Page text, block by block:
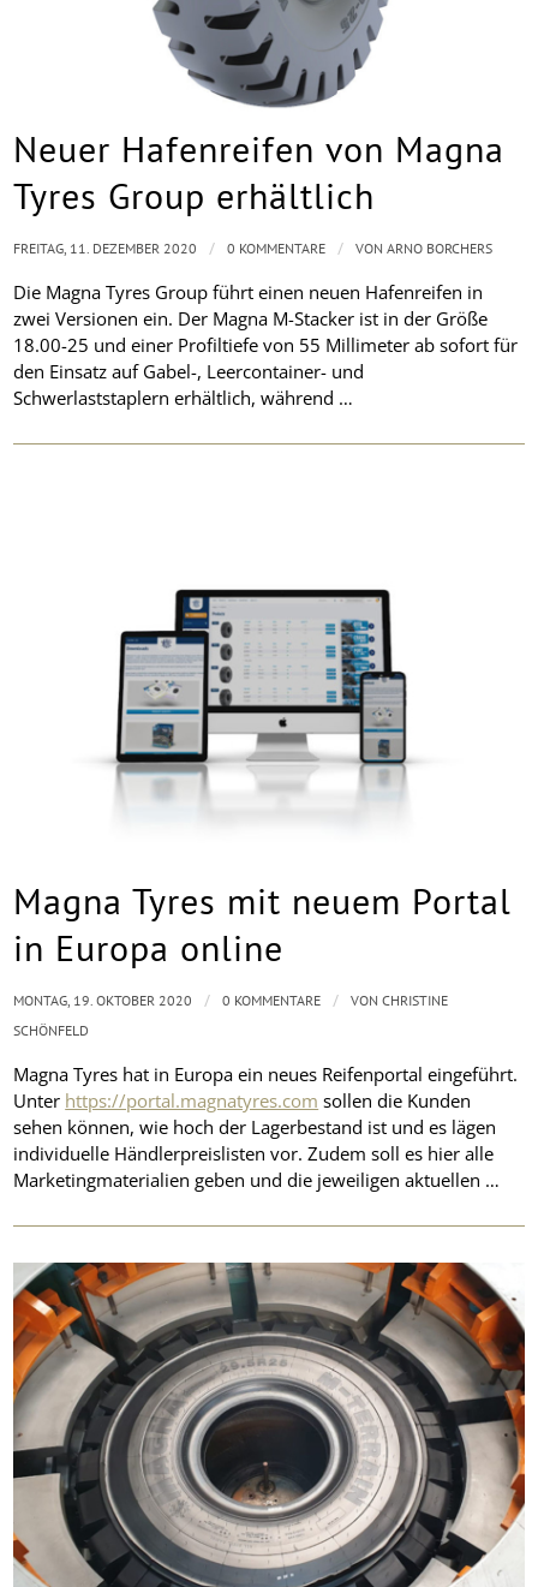
Neuer Hafenreifen von Magna
Tyres Group erhältlich
Die Magna Tyres Group führt einen neuen Hafenreifen in
zwei Versionen ein. Der Magna M-Stacker ist in der Größe
18.00-25 und einer Profiltiefe von 55 Millimeter ab sofort für
den Einsatz auf Gabel-, Leercontainer- und
Schwerlaststaplern erhältlich, während …
FREITAG, 11. DEZEMBER 2020 / 0 KOMMENTARE / VONARNO BORCHERS
Magna Tyres mit neuem Portal
in Europa online
Magna Tyres hat in Europa ein neues Reifenportal eingeführt.
Unter https://portal.magnatyres.com sollen die Kunden
sehen können, wie hoch der Lagerbestand ist und es lägen
individuelle Händlerpreislisten vor. Zudem soll es hier alle
Marketingmaterialien geben und die jeweiligen aktuellen …
MONTAG, 19. OKTOBER 2020 / 0 KOMMENTARE / VONCHRISTINE
SCHÖNFELD